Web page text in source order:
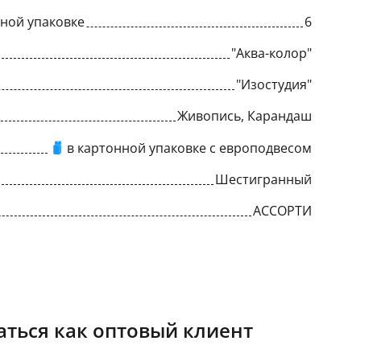
упаковке
6
"Аква-колор"
"Изостудия"
Живопись, Карандаш
в картонной упаковке с европодвесом
Шестигранный
АССОРТИ
как оптовый клиент